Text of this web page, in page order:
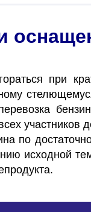
при
участников
по
исходной